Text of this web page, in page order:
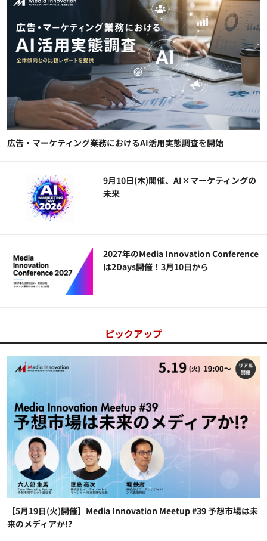
広告・マーケティング業務におけるAI活用実態調査を開始
9月10日(木)開催、AI×マーケティングの
未来
2027年のMedia Innovation Conference
は2Days開催！3月10日から
ピックアップ
【5月19日(火)開催】Media Innovation Meetup #39 予想市場は未
来のメディアか!?